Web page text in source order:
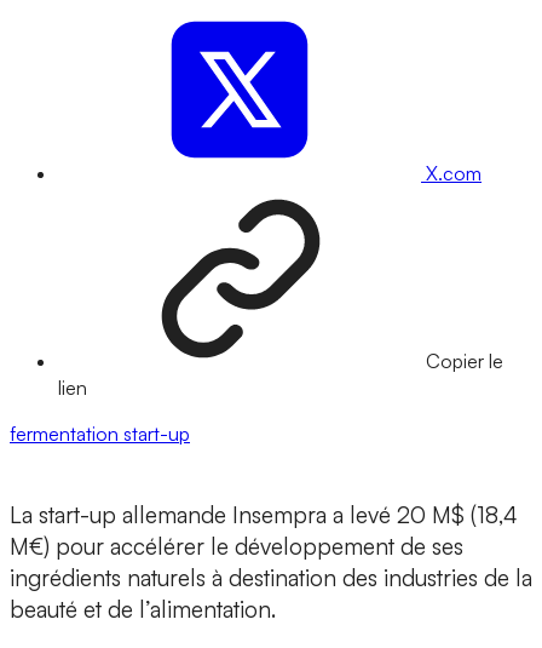
X.com
Copier le
lien
fermentation start-up
La start-up allemande Insempra a levé 20 M$ (18,4
M€) pour accélérer le développement de ses
ingrédients naturels à destination des industries de la
beauté et de l’alimentation.